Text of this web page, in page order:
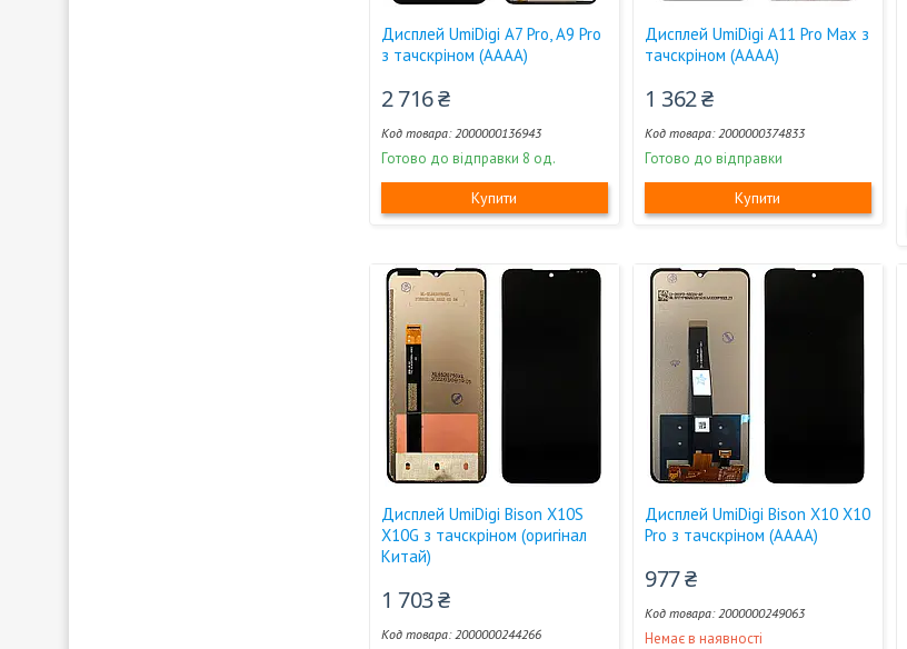
Дисплей UmiDigi A7 Pro, A9 Pro
з тачскріном (AAAA)
2 716 ₴
2000000136943
Готово до відправки 8 од.
Купити
Дисплей UmiDigi A11 Pro Max з
тачскріном (AAAA)
1 362 ₴
2000000374833
Готово до відправки
Купити
Дисплей UmiDigi Bison X10S
X10G з тачскріном (оригінал
Китай)
1 703 ₴
2000000244266
Дисплей UmiDigi Bison X10 X10
Pro з тачскріном (AAAA)
977 ₴
2000000249063
Немає в наявності